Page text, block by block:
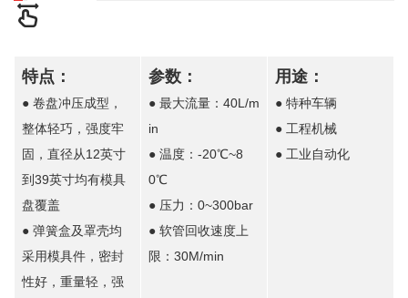
特点：
● 卷盘冲压成型，
整体轻巧，强度牢
固，直径从12英寸
到39英寸均有模具
盘覆盖
● 弹簧盒及罩壳均
采用模具件，密封
性好，重量轻，强
参数：
● 最大流量：40L/m
in
● 温度：-20℃~8
0℃
● 压力：0~300bar
● 软管回收速度上
限：30M/min
用途：
● 特种车辆
● 工程机械
● 工业自动化